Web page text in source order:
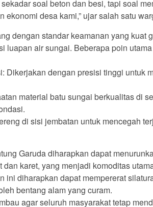
soal beton dan besi, tapi soal
ekonomi desa kami,” ujar salah satu
dengan standar keamanan yang kuat
luapan air sungai. Beberapa poin
Dikerjakan dengan presisi tinggi untuk
material batu sungai berkualitas di
di sisi jembatan untuk mencegah
Garuda diharapkan dapat
karet, yang menjadi komoditas
ini diharapkan dapat mempererat
bentang alam yang curam.
agar seluruh masyarakat tetap